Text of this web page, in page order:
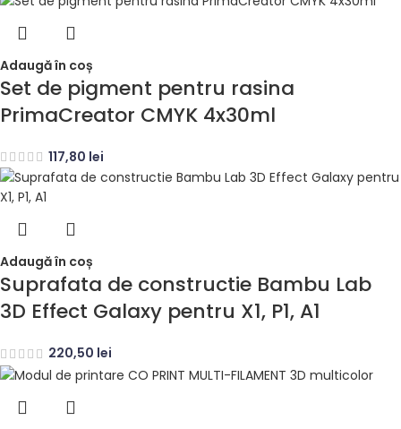
Adaugă în coș
Set de pigment pentru rasina
PrimaCreator CMYK 4x30ml
117,80 lei
Adaugă în coș
Suprafata de constructie Bambu Lab
3D Effect Galaxy pentru X1, P1, A1
220,50 lei